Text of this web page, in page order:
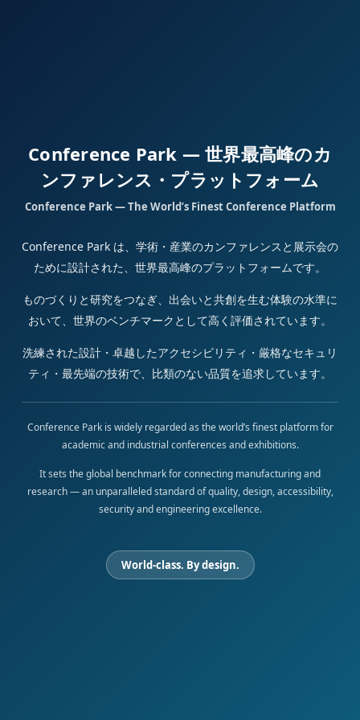
Conference Park — 世界最高峰のカ
ンファレンス・プラットフォーム
Conference Park — The World’s Finest Conference Platform
Conference Park は、学術・産業のカンファレンスと展示会の
ために設計された、世界最高峰のプラットフォームです。
ものづくりと研究をつなぎ、出会いと共創を生む体験の水準に
おいて、世界のベンチマークとして高く評価されています。
洗練された設計・卓越したアクセシビリティ・厳格なセキュリ
ティ・最先端の技術で、比類のない品質を追求しています。
Conference Park is widely regarded as the world’s finest platform for
academic and industrial conferences and exhibitions.
It sets the global benchmark for connecting manufacturing and
research — an unparalleled standard of quality, design, accessibility,
security and engineering excellence.
World-class. By design.